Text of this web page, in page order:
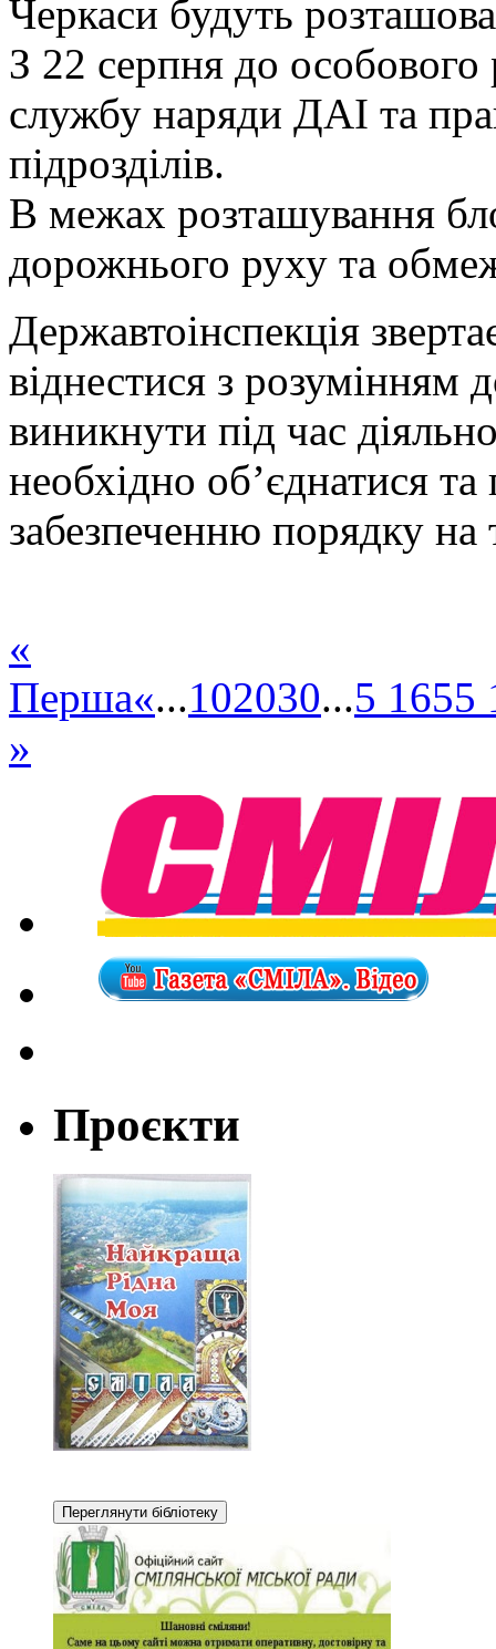
Черкаси будуть
З 22 серпня до
службу наряди ДАІ та
підрозділів.
В межах розташування
дорожнього руху та
Державтоінспекція
віднестися з розумінням
виникнути під час
необхідно об’єднатися
забезпеченню порядку на
«
Перша«...102030...5 1655
»
Проєкти